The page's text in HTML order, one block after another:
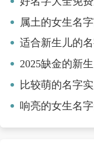
属土的女生名
适合新生儿的
2025缺金的新
比较萌的名字实
响亮的女生名字